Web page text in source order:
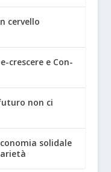
cervello
crescere e Con-
non ci
solidale